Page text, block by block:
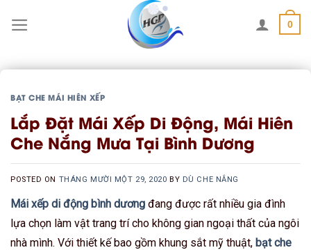
0
BẠT CHE MÁI HIÊN XẾP
Lắp Đặt Mái Xếp Di Động, Mái Hiên
Che Nắng Mưa Tại Bình Dương
POSTED ON THÁNG MƯỜI MỘT 29, 2020 BY DÙ CHE NẮNG
Mái xếp di động bình dương đang được rất nhiều gia đình
lựa chọn làm vật trang trí cho không gian ngoại thất của ngôi
nhà mình. Với thiết kế bao gồm khung sắt mỹ thuật, bạt che